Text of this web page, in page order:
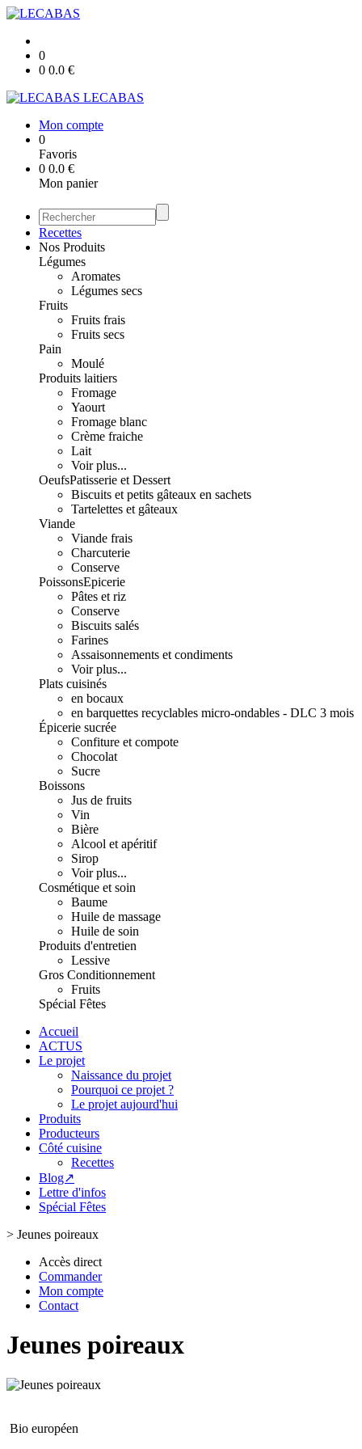
0
0 0.0 €
LECABAS
Mon compte
0
Favoris
0 0.0 €
Mon panier
Recettes
Nos Produits
Légumes
Aromates
Légumes secs
Fruits
Fruits frais
Fruits secs
Pain
Moulé
Produits laitiers
Fromage
Yaourt
Fromage blanc
Crème fraiche
Lait
Voir plus...
OeufsPatisserie et Dessert
Biscuits et petits gâteaux en sachets
Tartelettes et gâteaux
Viande
Viande frais
Charcuterie
Conserve
PoissonsEpicerie
Pâtes et riz
Conserve
Biscuits salés
Farines
Assaisonnements et condiments
Voir plus...
Plats cuisinés
en bocaux
en barquettes recyclables micro-ondables - DLC 3 mois
Épicerie sucrée
Confiture et compote
Chocolat
Sucre
Boissons
Jus de fruits
Vin
Bière
Alcool et apéritif
Sirop
Voir plus...
Cosmétique et soin
Baume
Huile de massage
Huile de soin
Produits d'entretien
Lessive
Gros Conditionnement
Fruits
Spécial Fêtes
Accueil
ACTUS
Le projet
Naissance du projet
Pourquoi ce projet ?
Le projet aujourd'hui
Produits
Producteurs
Côté cuisine
Recettes
Blog↗
Lettre d'infos
Spécial Fêtes
> Jeunes poireaux
Accès direct
Commander
Mon compte
Contact
Jeunes poireaux
Bio européen